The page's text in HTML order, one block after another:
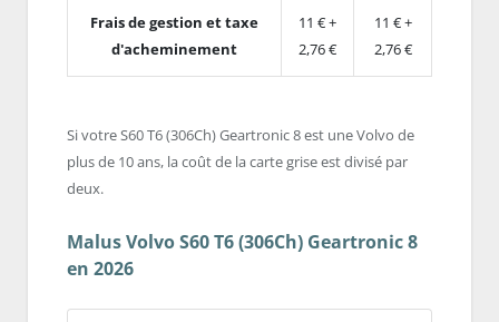
Frais de gestion et taxe
d'acheminement
11 € +
2,76 €
11 € +
2,76 €
Si votre S60 T6 (306Ch) Geartronic 8 est une Volvo de
plus de 10 ans, la coût de la carte grise est divisé par
deux.
Malus Volvo S60 T6 (306Ch) Geartronic 8
en 2026